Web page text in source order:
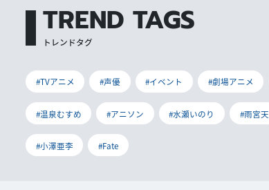
TREND TAGS
トレンドタグ
#TVアニメ #声優 #イベント #劇場アニメ
#温泉むすめ #アニソン #水瀬いのり #雨宮天
#小澤亜李 #Fate